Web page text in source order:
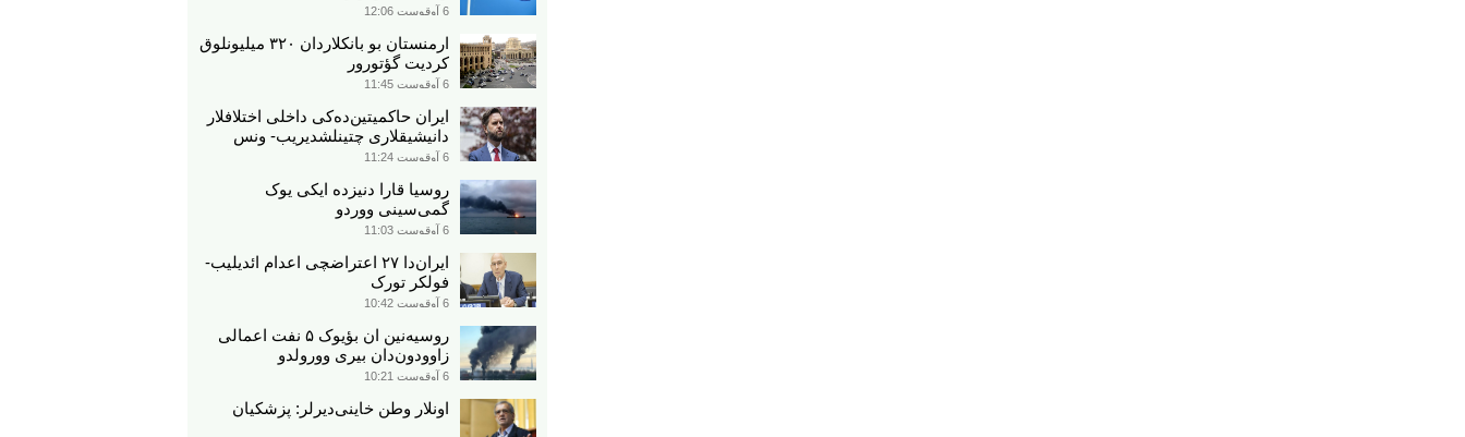
6 آوقوست 12:06
ارمنستان بو بانکلاردان ۳۲۰ میلیونلوق
کردیت گؤتورور
6 آوقوست 11:45
ایران حاکمیتین‌ده‌کی داخلی اختلافلار
دانیشیقلاری چتینلشدیریب- ونس
6 آوقوست 11:24
روسیا قارا دنیزده ایکی یوک
گمی‌سینی ووردو
6 آوقوست 11:03
ایران‌دا ۲۷ اعتراضچی اعدام ائدیلیب-
فولکر تورک
6 آوقوست 10:42
روسیه‌نین ان بؤیوک ۵ نفت اعمالی
زاوودون‌دان بیری وورولدو
6 آوقوست 10:21
اونلار وطن خاینی‌دیرلر: پزشکیان